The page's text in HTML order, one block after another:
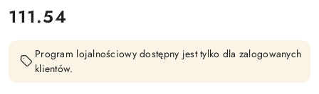
cena:
111.54
Program lojalnościowy dostępny jest tylko dla zalogowanych
klientów.